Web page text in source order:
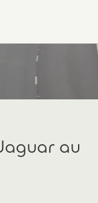
au